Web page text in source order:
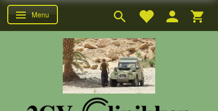
Skifte navigation
Menu